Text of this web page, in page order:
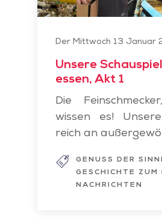
Der Mittwoch 13 Januar
Unsere
essen, Akt 1
Die
wissen es!
reich an
GENUSS DER
GESCHICHTE ZUM
NACHRICHTEN